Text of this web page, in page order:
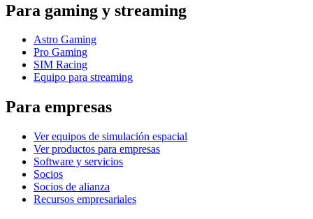
Para gaming y streaming
Astro Gaming
Pro Gaming
SIM Racing
Equipo para streaming
Para empresas
Ver equipos de simulación espacial
Ver productos para empresas
Software y servicios
Socios
Socios de alianza
Recursos empresariales